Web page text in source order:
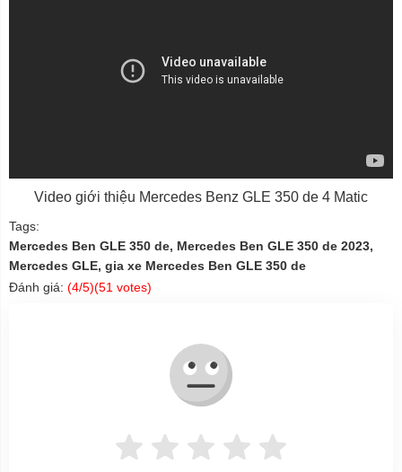
Video giới thiệu Mercedes Benz GLE 350 de 4 Matic
Tags:
Mercedes Ben GLE 350 de, Mercedes Ben GLE 350 de 2023,
Mercedes GLE, gia xe Mercedes Ben GLE 350 de
Đánh giá: (4/5)(51 votes)